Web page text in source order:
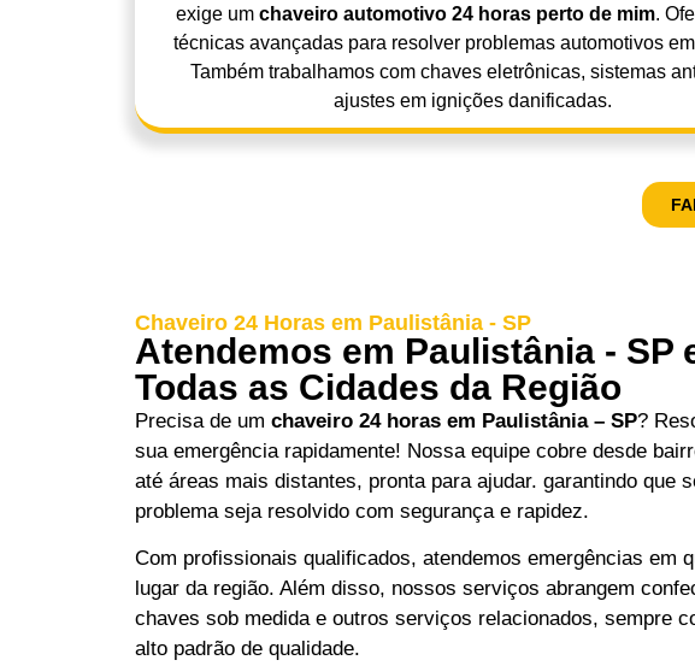
exige um chaveiro automotivo 24 horas perto de mim.
técnicas avançadas para resolver problemas automotivos
Também trabalhamos com chaves eletrônicas, sistemas
ajustes em ignições danificadas.
Chaveiro 24 Horas em Paulistânia - SP
Atendemos em Paulistânia - SP
Todas as Cidades da Região
Precisa de um chaveiro 24 horas em Paulistânia – SP?
sua emergência rapidamente! Nossa equipe cobre desde
até áreas mais distantes, pronta para ajudar. garantindo que
problema seja resolvido com segurança e rapidez.
Com profissionais qualificados, atendemos emergências em
lugar da região. Além disso, nossos serviços abrangem
chaves sob medida e outros serviços relacionados, sempre
alto padrão de qualidade.